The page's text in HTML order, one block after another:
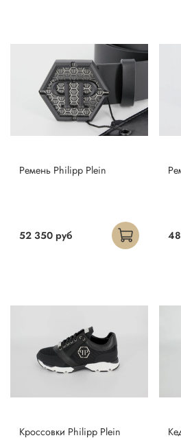
Ремень Philipp Plein
52 350 руб
Кроссовки Philipp Plein